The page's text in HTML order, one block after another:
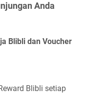
Anda
Blibli dan Voucher
Blibli setiap